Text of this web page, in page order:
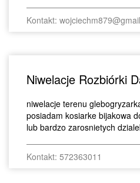
Kontakt:
Niwelacje Rozbiórki
niwelacje terenu
posiadam kosiarke bijakowa
lub bardzo zarosnietych
Kontakt: 572363011